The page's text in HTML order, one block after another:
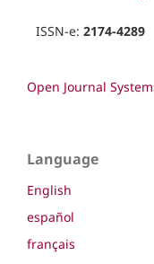
ISSN-e: 2174-4289
Open Journal
Language
English
español
français